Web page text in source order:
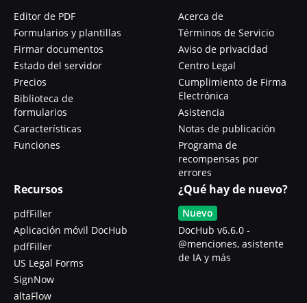
Editor de PDF
Formularios y plantillas
Firmar documentos
Estado del servidor
Precios
Biblioteca de
formularios
Características
Funciones
Acerca de
Términos de Servicio
Aviso de privacidad
Centro Legal
Cumplimiento de Firma
Electrónica
Asistencia
Notas de publicación
Programa de
recompensas por
errores
Recursos
pdfFiller
Aplicación móvil DocHub
pdfFiller
US Legal Forms
SignNow
altaFlow
¿Qué hay de nuevo?
Nuevo
DocHub v6.6.0 -
@menciones, asistente
de IA y más